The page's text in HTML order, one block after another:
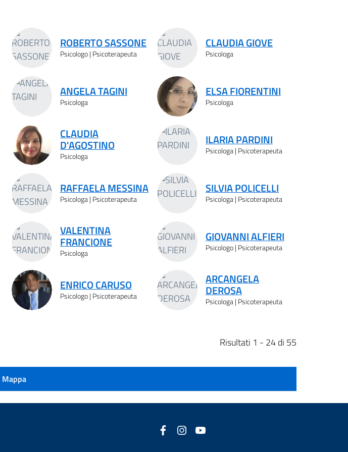
ROBERTO SASSONE
Psicologo | Psicoterapeuta
CLAUDIA GIOVE
Psicologa
ANGELA TAGINI
Psicologa
ELSA FIORENTINI
Psicologa
CLAUDIA
D'AGOSTINO
Psicologa
ILARIA PARDINI
Psicologa | Psicoterapeuta
RAFFAELA MESSINA
Psicologa | Psicoterapeuta
SILVIA POLICELLI
Psicologa | Psicoterapeuta
VALENTINA
FRANCIONE
Psicologa
GIOVANNI ALFIERI
Psicologo | Psicoterapeuta
ENRICO CARUSO
Psicologo | Psicoterapeuta
ARCANGELA
DEROSA
Psicologa | Psicoterapeuta
Risultati 1 - 24 di 55
Mappa
Facebook
(nuova scheda - new tab)
Instagram
(nuova scheda - new tab)